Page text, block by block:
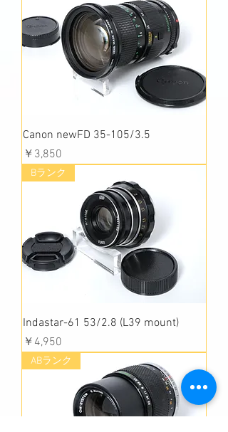
Canon newFD 35-105/3.5
価格
￥3,850
Bランク
Indastar-61 53/2.8 (L39 mount)
価格
￥4,950
ABランク